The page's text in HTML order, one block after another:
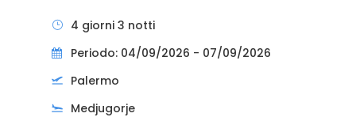
4 giorni 3 notti
Periodo: 04/09/2026 - 07/09/2026
Palermo
Medjugorje